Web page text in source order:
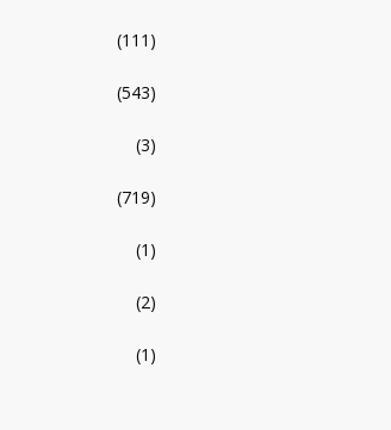
(111)
(543)
(3)
(719)
(1)
(2)
(1)